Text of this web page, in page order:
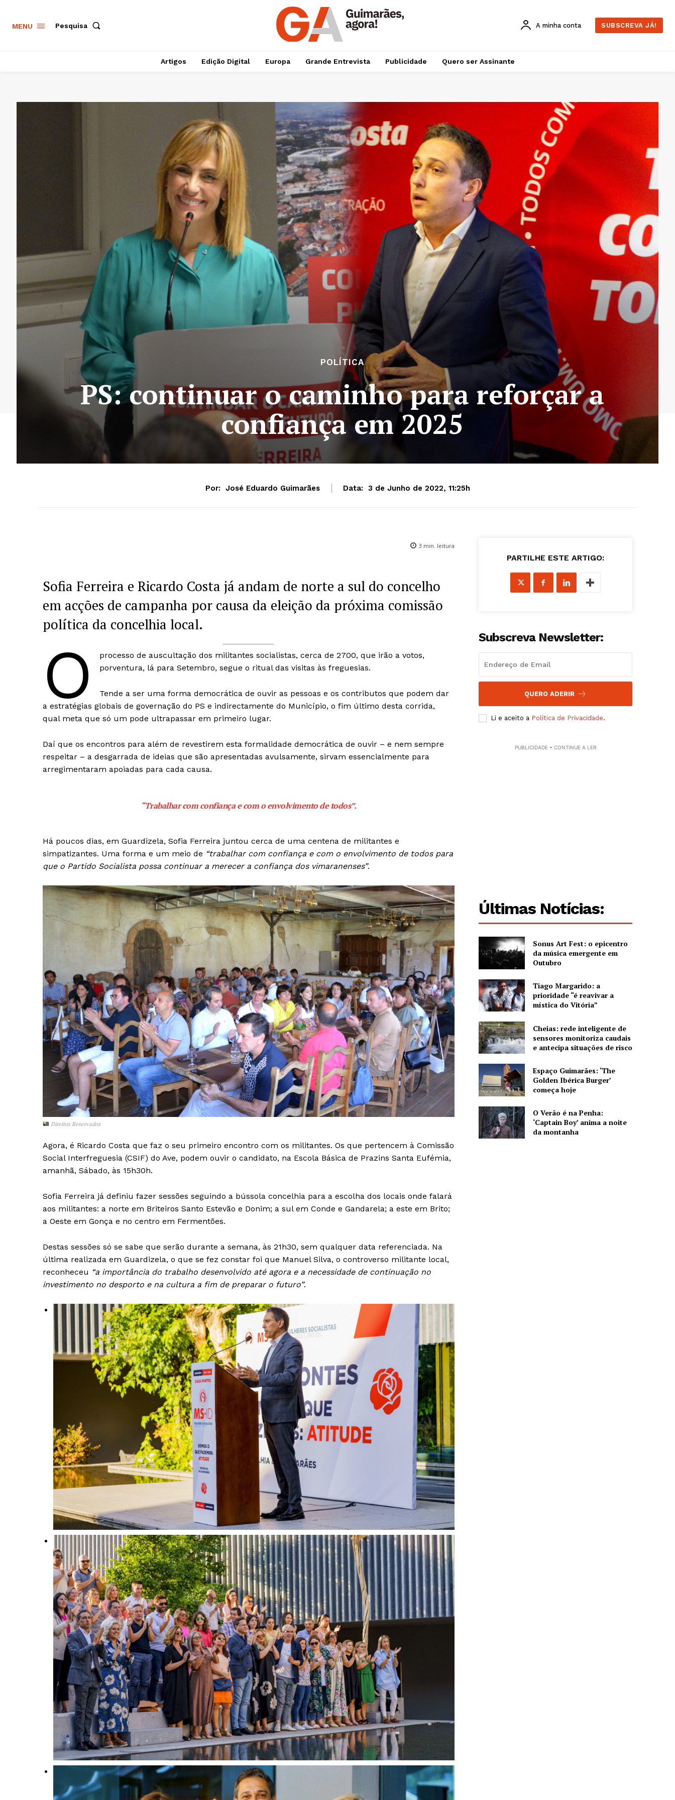
Guimarães, agora!
Institucional
Artigos
Edição Digital
Grande Entrevista
Publicidade
MENU Pesquisa A minha conta SUBSCREVA JÁ!
Artigos Edição Digital Europa Grande Entrevista Publicidade Quero ser Assinante
POLÍTICA
PS: continuar o caminho para reforçar a
confiança em 2025
Por: José Eduardo Guimarães Data: 3 de Junho de 2022, 11:25h
3 min. leitura
Sofia Ferreira e Ricardo Costa já andam de norte a sul do concelho
em acções de campanha por causa da eleição da próxima comissão
política da concelhia local.
O
processo de auscultação dos militantes socialistas, cerca de 2700, que irão a votos,
porventura, lá para Setembro, segue o ritual das visitas às freguesias.
Tende a ser uma forma democrática de ouvir as pessoas e os contributos que podem dar
a estratégias globais de governação do PS e indirectamente do Município, o fim último desta corrida,
qual meta que só um pode ultrapassar em primeiro lugar.
Daí que os encontros para além de revestirem esta formalidade democrática de ouvir – e nem sempre
respeitar – a desgarrada de ideias que são apresentadas avulsamente, sirvam essencialmente para
arregimentaram apoiadas para cada causa.
“Trabalhar com confiança e com o envolvimento de todos”.
Há poucos dias, em Guardizela, Sofia Ferreira juntou cerca de uma centena de militantes e
simpatizantes. Uma forma e um meio de “trabalhar com confiança e com o envolvimento de todos para
que o Partido Socialista possa continuar a merecer a confiança dos vimaranenses”.
Direitos Reservados
Agora, é Ricardo Costa que faz o seu primeiro encontro com os militantes. Os que pertencem à Comissão
Social Interfreguesia (CSIF) do Ave, podem ouvir o candidato, na Escola Básica de Prazins Santa Eufémia,
amanhã, Sábado, às 15h30h.
Sofia Ferreira já definiu fazer sessões seguindo a bússola concelhia para a escolha dos locais onde falará
aos militantes: a norte em Briteiros Santo Estevão e Donim; a sul em Conde e Gandarela; a este em Brito;
a Oeste em Gonça e no centro em Fermentões.
Destas sessões só se sabe que serão durante a semana, às 21h30, sem qualquer data referenciada. Na
última realizada em Guardizela, o que se fez constar foi que Manuel Silva, o controverso militante local,
reconheceu “a importância do trabalho desenvolvido até agora e a necessidade de continuação no
investimento no desporto e na cultura a fim de preparar o futuro”.
PARTILHE ESTE ARTIGO:
Subscreva Newsletter:
QUERO ADERIR
Li e aceito a Política de Privacidade.
PUBLICIDADE • CONTINUE A LER
Últimas Notícias:
Sonus Art Fest: o epicentro
da música emergente em
Outubro
Tiago Margarido: a
prioridade “é reavivar a
mística do Vitória”
Cheias: rede inteligente de
sensores monitoriza caudais
e antecipa situações de risco
Espaço Guimarães: ‘The
Golden Ibérica Burger’
começa hoje
O Verão é na Penha:
‘Captain Boy’ anima a noite
da montanha